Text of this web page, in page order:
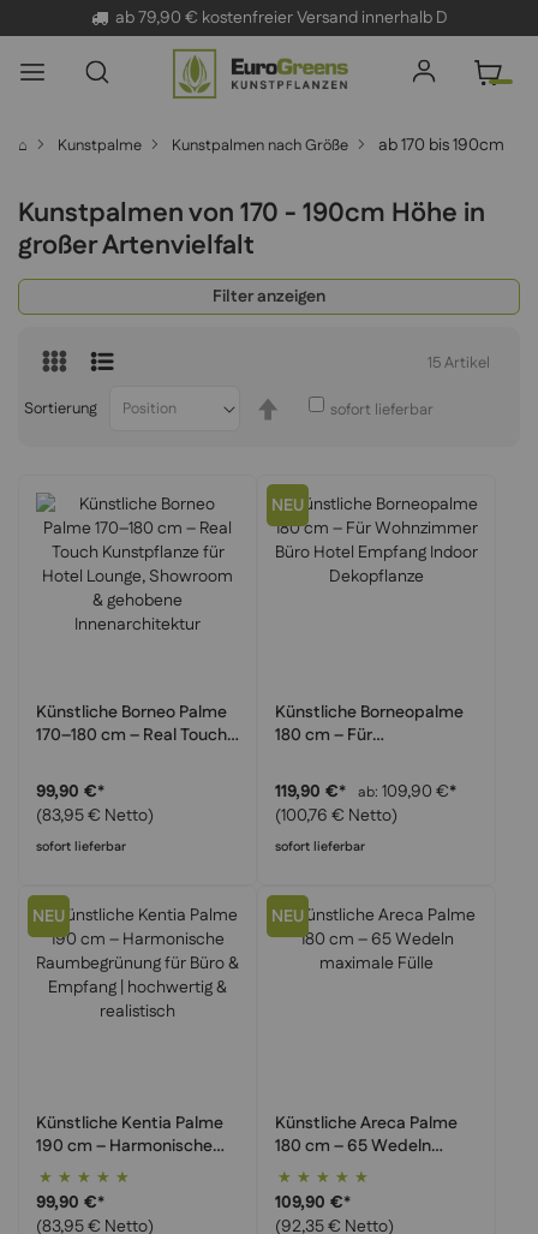
ab 79,90 € kostenfreier Versand innerhalb D
✓Lieferung in 2-4 Tagen
⌂ Kunstpalme Kunstpalmen nach Größe ab 170 bis 190cm
Kunstpalmen von 170 - 190cm Höhe in
großer Artenvielfalt
Filter anzeigen
15Artikel
Sortierung
absteigender
sofort lieferbar
Künstliche Borneo Palme
170–180 cm – Real Touch
Lounge, Showroom &
gehobene
Innenarchitektur
99,90 €*
(83,95 € Netto)
sofort lieferbar
NEU
Künstliche Borneopalme
180 cm – Für
Empfang Indoor
Dekopflanze
119,90 €* ab 109,90 €*
(100,76 € Netto)
sofort lieferbar
NEU
Künstliche Kentia Palme
190 cm – Harmonische
Raumbegrünung für Büro
& Empfang | hochwertig &
realistisch
Bewertung:
100%
99,90 €*
(83,95 € Netto)
NEU
Künstliche Areca Palme
180 cm – 65 Wedeln
maximale Fülle
Bewertung:
100%
109,90 €*
(92,35 € Netto)